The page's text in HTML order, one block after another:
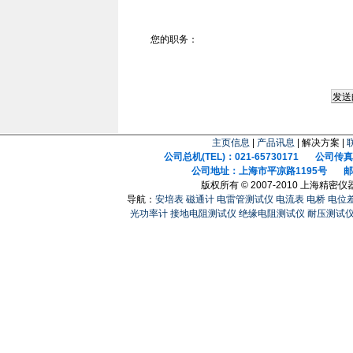
您的职务：
主页信息 产品讯息 | 解决方案 |
公司总机(TEL)：021-65730171 公司传真
公司地址：上海市平凉路1195号 邮
版权所有 © 2007-2010 上海精密仪
导航： 安培表 磁通计 电雷管测试仪 电流表 电桥 电位
光功率计 接地电阻测试仪 绝缘电阻测试仪 耐压测试